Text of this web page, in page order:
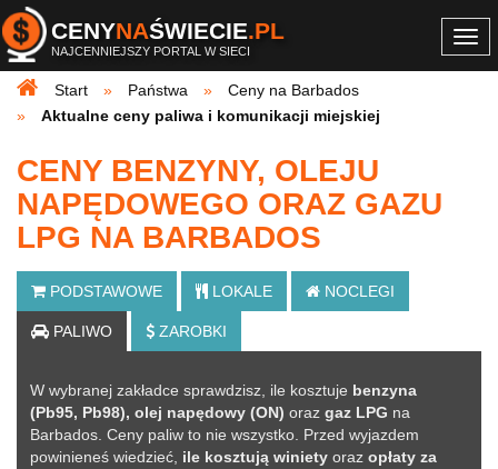
CENYNAŚWIECIE.PL
NAJCENNIEJSZY PORTAL W SIECI
Start
Państwa
Ceny na Barbados
Aktualne ceny paliwa i komunikacji miejskiej
CENY BENZYNY, OLEJU
NAPĘDOWEGO ORAZ GAZU
LPG NA BARBADOS
PODSTAWOWE LOKALE NOCLEGI
PALIWO ZAROBKI
W wybranej zakładce sprawdzisz, ile kosztuje benzyna
(Pb95, Pb98), olej napędowy (ON) oraz gaz LPG na
Barbados. Ceny paliw to nie wszystko. Przed wyjazdem
powinieneś wiedzieć, ile kosztują winiety oraz opłaty za